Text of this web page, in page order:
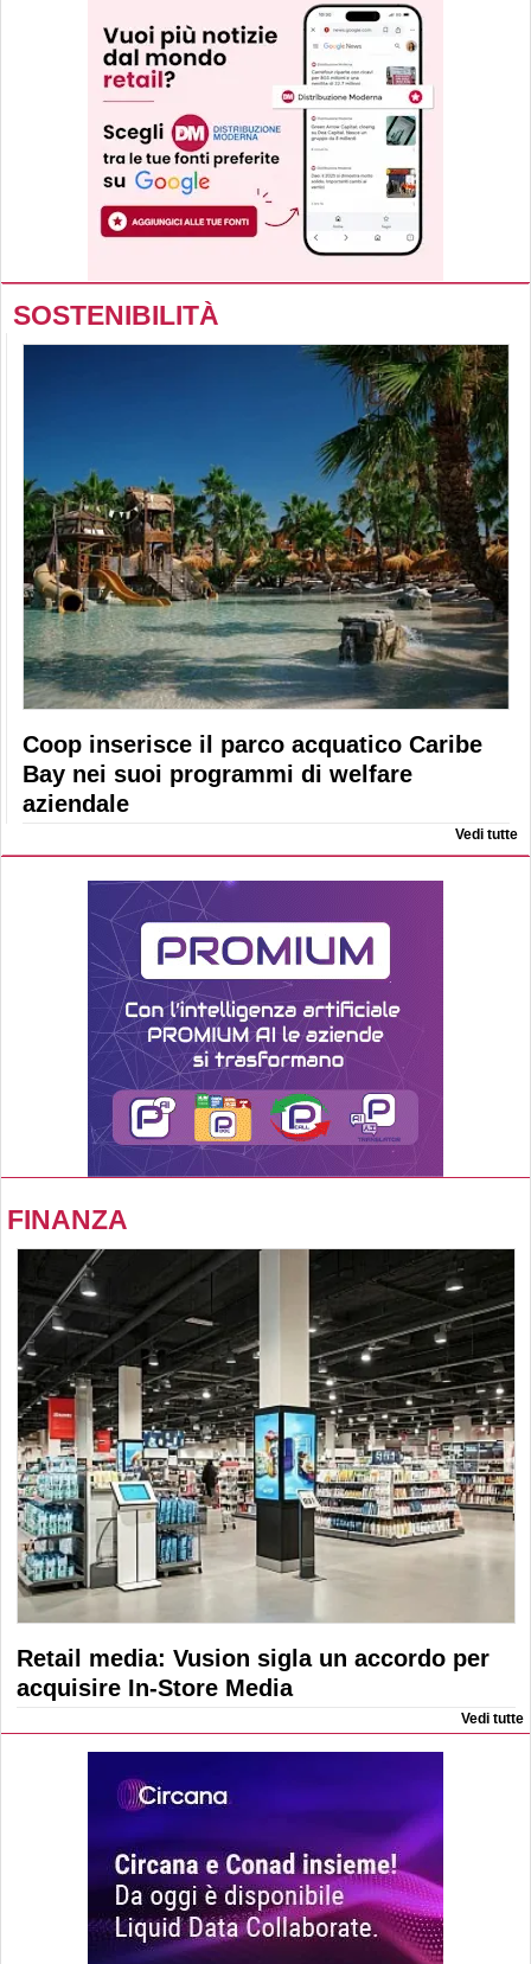
SOSTENIBILITÀ
Coop inserisce il parco acquatico Caribe
Bay nei suoi programmi di welfare
aziendale
Vedi tutte
FINANZA
Retail media: Vusion sigla un accordo per
acquisire In-Store Media
Vedi tutte